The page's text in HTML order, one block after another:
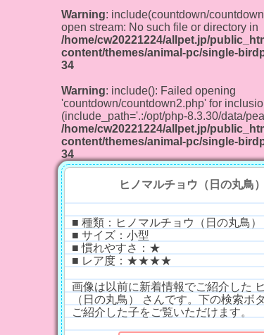
Warning: include(countdown/
open stream: No such file or directory in
/home/cw20221224/allpet.jp/
content/themes/animal-pc/single-
34
Warning: include(): Failed opening
'countdown/countdown2.php' for
(include_path='.:/opt/php-8.3.30/data/
/home/cw20221224/allpet.jp/
content/themes/animal-pc/single-
34
ヒノマルチョウ（日の丸鳥）
■ 種類：ヒノマルチョウ（日の丸鳥）
■ サイズ：小型
■ 慣れやすさ：★
■ レア度：★★★★
画像は以前に新着情報でご紹介した
（日の丸鳥） さんです。下の検索ボ
ご紹介した子をご覧いただけます。